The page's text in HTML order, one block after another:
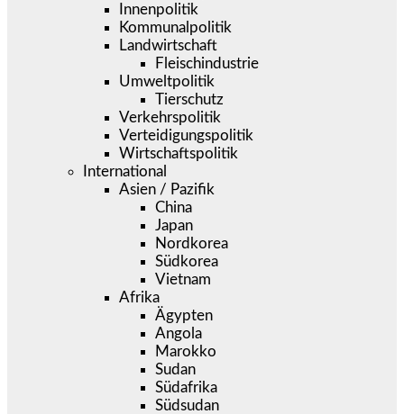
Innenpolitik
Kommunalpolitik
Landwirtschaft
Fleischindustrie
Umweltpolitik
Tierschutz
Verkehrspolitik
Verteidigungspolitik
Wirtschaftspolitik
International
Asien / Pazifik
China
Japan
Nordkorea
Südkorea
Vietnam
Afrika
Ägypten
Angola
Marokko
Sudan
Südafrika
Südsudan